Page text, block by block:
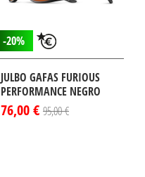
-20%
JULBO GAFAS FURIOUS
PERFORMANCE NEGRO
76,00 € 95,00 €